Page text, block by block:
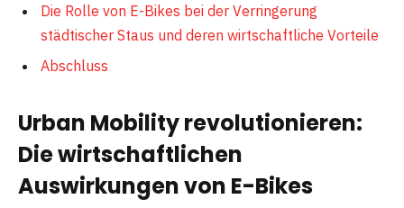
Die Rolle von E-Bikes bei der Verringerung
städtischer Staus und deren wirtschaftliche Vorteile
Abschluss
Urban Mobility revolutionieren:
Die wirtschaftlichen
Auswirkungen von E-Bikes